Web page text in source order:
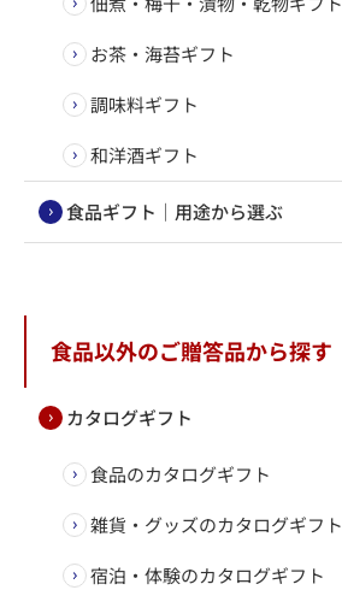
お茶・海苔ギフト
調味料ギフト
和洋酒ギフト
食品ギフト｜用途から選ぶ
食品以外のご贈答品から探す
カタログギフト
食品のカタログギフト
雑貨・グッズのカタログギフト
宿泊・体験のカタログギフト